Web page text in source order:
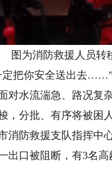
为消防救援人员转
把你安全送出去……”
对水流湍急、路况复
，分批、有序将被困
防救援支队指挥中
出口被阻断，有3名